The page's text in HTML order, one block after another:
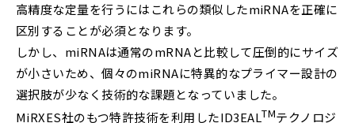
高精度な定量を行うにはこれらの類似したmiRNAを正確に
区別することが必須となります。
しかし、miRNAは通常のmRNAと比較して圧倒的にサイズ
が小さいため、個々のmiRNAに特異的なプライマー設計の
選択肢が少なく技術的な課題となっていました。
MiRXES社のもつ特許技術を利用したID3EALTMテクノロジ